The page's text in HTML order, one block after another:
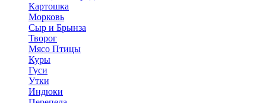
Картошка
Морковь
Сыр и Брынза
Творог
Мясо Птицы
Куры
Гуси
Утки
Индюки